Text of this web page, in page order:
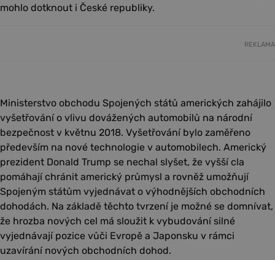
mohlo dotknout i České republiky.
REKLAMA
Ministerstvo obchodu Spojených států amerických zahájilo
vyšetřování o vlivu dovážených automobilů na národní
bezpečnost v květnu 2018. Vyšetřování bylo zaměřeno
především na nové technologie v automobilech. Americký
prezident Donald Trump se nechal slyšet, že vyšší cla
pomáhají chránit americký průmysl a rovněž umožňují
Spojeným státům vyjednávat o výhodnějších obchodních
dohodách. Na základě těchto tvrzení je možné se domnívat,
že hrozba nových cel má sloužit k vybudování silné
vyjednávají pozice vůči Evropě a Japonsku v rámci
uzavírání nových obchodních dohod.